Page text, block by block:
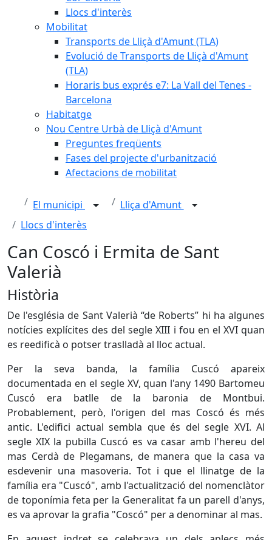
Llocs d'interès
Mobilitat
Transports de Lliçà d'Amunt (TLA)
Evolució de Transports de Lliçà d'Amunt
(TLA)
Horaris bus exprés e7: La Vall del Tenes -
Barcelona
Habitatge
Nou Centre Urbà de Lliçà d'Amunt
Preguntes freqüents
Fases del projecte d'urbanització
Afectacions de mobilitat
El municipi
Lliça d'Amunt
Llocs d'interès
Can Coscó i Ermita de Sant
Valerià
Història
De l'església de Sant Valerià “de Roberts” hi ha algunes
notícies explícites des del segle XIII i fou en el XVI quan
es reedificà o potser traslladà al lloc actual.
Per la seva banda, la família Cuscó apareix
documentada en el segle XV, quan l'any 1490 Bartomeu
Cuscó era batlle de la baronia de Montbui.
Probablement, però, l'origen del mas Coscó és més
antic. L'edifici actual sembla que és del segle XVI. Al
segle XIX la pubilla Cuscó es va casar amb l'hereu del
mas Cerdà de Plegamans, de manera que la casa va
esdevenir una masoveria. Tot i que el llinatge de la
família era "Cuscó", amb l'actualització del nomenclàtor
de toponímia feta per la Generalitat fa un parell d'anys,
es va aprovar la grafia "Coscó" per a denominar al mas.